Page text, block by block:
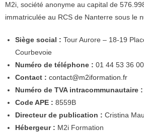
M2i, société anonyme au capital de
immatriculée au RCS de Nanterre sous le
Siège social : Tour Aurore – 18-19
Courbevoie
Numéro de téléphone : 01 44 53 36 00
Contact : contact@m2iformation.fr
Numéro de TVA intracommunautaire :
Code APE : 8559B
Directeur de publication : Cristina
Hébergeur : M2i Formation